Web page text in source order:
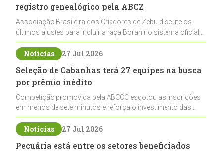
registro genealógico pela ABCZ
Associação Brasileira dos Criadores de Zebu discute os
últimos ajustes para incluir a raça Boran no sistema oficial
de registros, abrindo caminho para sua expansão na
pecuária nacional
Notícias 27 Jul 2026
Seleção de Cabanhas terá 27 equipes na busca
por prêmio inédito
Competição promovida pela ABCCC esgotou as inscrições
em menos de sete minutos e reforça o investimento das
cabanhas na seleção genética de Cavalos Crioulos voltados
ao laço
Notícias 27 Jul 2026
Pecuária está entre os setores beneficiados